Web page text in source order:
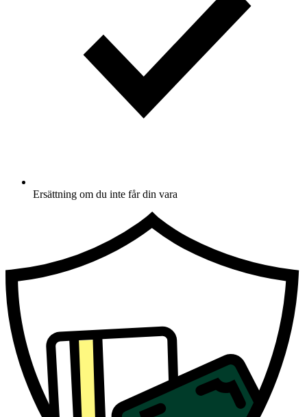
Ersättning om du inte får din vara